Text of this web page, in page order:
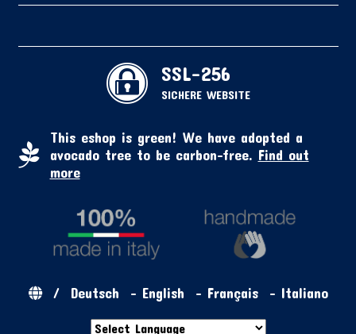
SSL-256
SICHERE WEBSITE
This eshop is green! We have adopted a
avocado tree to be carbon-free. Find out
more
/ Deutsch - English - Français- Italiano